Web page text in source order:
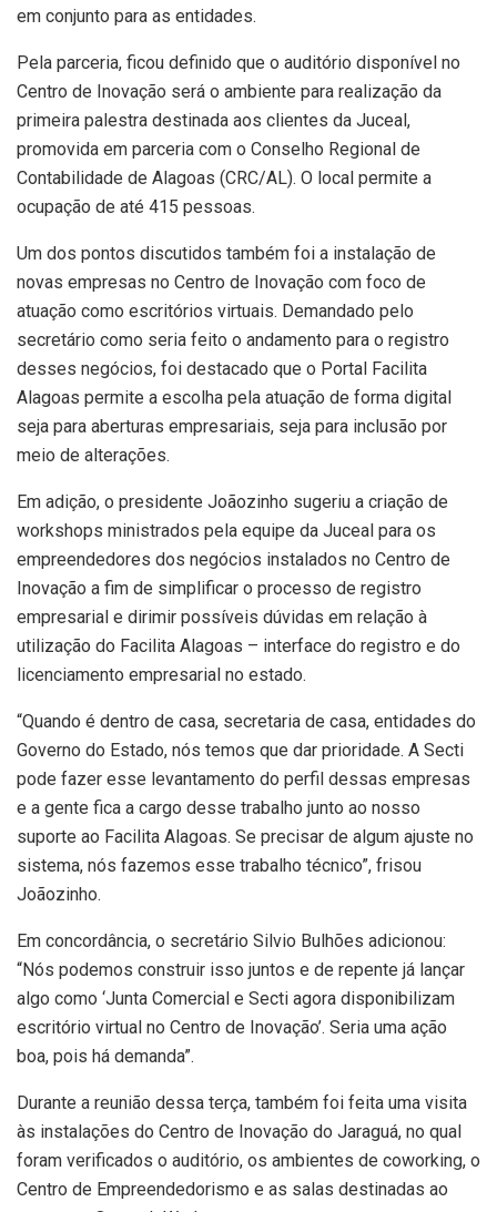
em conjunto para as entidades.
Pela parceria, ficou definido que o auditório disponível no
Centro de Inovação será o ambiente para realização da
primeira palestra destinada aos clientes da Juceal,
promovida em parceria com o Conselho Regional de
Contabilidade de Alagoas (CRC/AL). O local permite a
ocupação de até 415 pessoas.
Um dos pontos discutidos também foi a instalação de
novas empresas no Centro de Inovação com foco de
atuação como escritórios virtuais. Demandado pelo
secretário como seria feito o andamento para o registro
desses negócios, foi destacado que o Portal Facilita
Alagoas permite a escolha pela atuação de forma digital
seja para aberturas empresariais, seja para inclusão por
meio de alterações.
Em adição, o presidente Joãozinho sugeriu a criação de
workshops ministrados pela equipe da Juceal para os
empreendedores dos negócios instalados no Centro de
Inovação a fim de simplificar o processo de registro
empresarial e dirimir possíveis dúvidas em relação à
utilização do Facilita Alagoas – interface do registro e do
licenciamento empresarial no estado.
“Quando é dentro de casa, secretaria de casa, entidades do
Governo do Estado, nós temos que dar prioridade. A Secti
pode fazer esse levantamento do perfil dessas empresas
e a gente fica a cargo desse trabalho junto ao nosso
suporte ao Facilita Alagoas. Se precisar de algum ajuste no
sistema, nós fazemos esse trabalho técnico”, frisou
Joãozinho.
Em concordância, o secretário Silvio Bulhões adicionou:
“Nós podemos construir isso juntos e de repente já lançar
algo como ‘Junta Comercial e Secti agora disponibilizam
escritório virtual no Centro de Inovação’. Seria uma ação
boa, pois há demanda”.
Durante a reunião dessa terça, também foi feita uma visita
às instalações do Centro de Inovação do Jaraguá, no qual
foram verificados o auditório, os ambientes de coworking, o
Centro de Empreendedorismo e as salas destinadas ao